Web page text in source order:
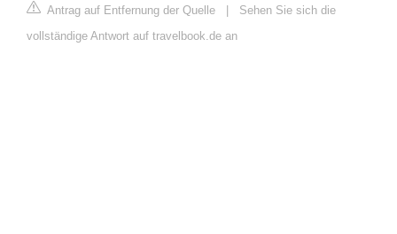
Antrag auf Entfernung der Quelle | Sehen Sie sich die
vollständige Antwort auf travelbook.de an